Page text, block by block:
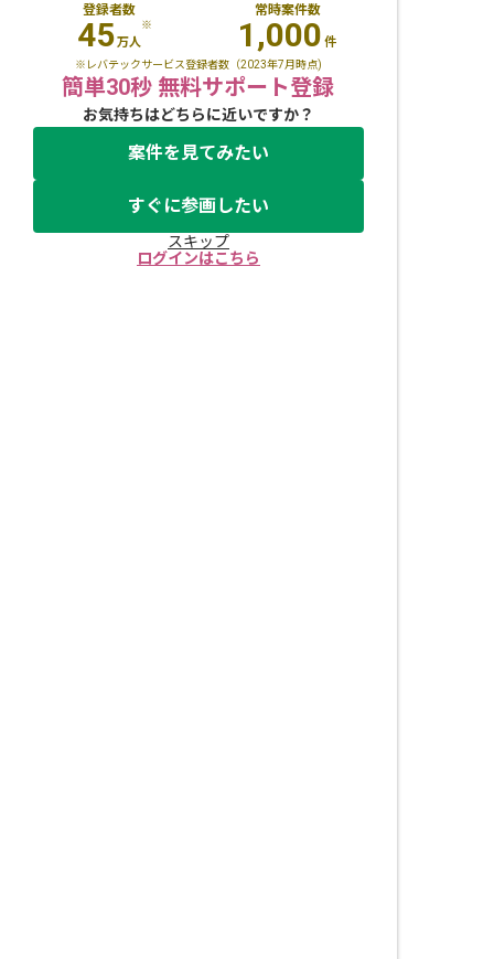
登録者数
45万人
※
常時案件数
1,000 件
※レバテックサービス登録者数（2023年7月時点)
簡単30秒 無料サポート登録
お気持ちはどちらに近いですか？
案件を見てみたい
すぐに参画したい
スキップ
ログインはこちら